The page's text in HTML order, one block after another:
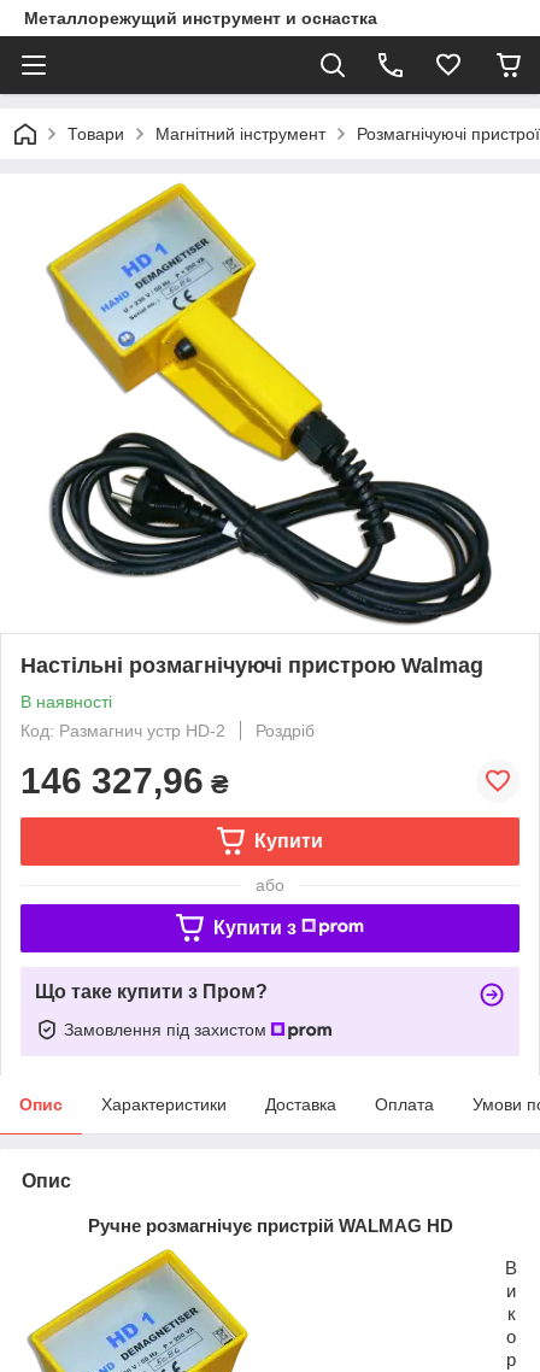
Металлорежущий инструмент и оснастка
Товари Магнітний інструмент Розмагнічуючі пристрої
Настільні розмагнічуючі пристрою Walmag
В наявності
Код: Размагнич устр HD-2
Роздріб
146 327,96 ₴
Купити
або
Купити з
Що таке купити з Пром?
Замовлення під захистом
Опис Характеристики Доставка Оплата Умови
Опис
Ручне розмагнічує пристрій WALMAG HD
В
и
к
о
р